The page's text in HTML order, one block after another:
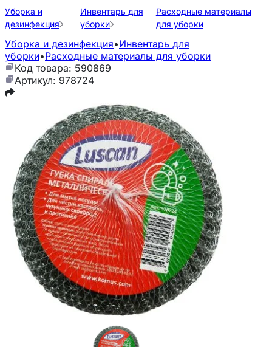
Уборка и
дезинфекция
Инвентарь для
уборки
Расходные материалы
для уборки
Уборка и дезинфекция•Инвентарь для
уборки•Расходные материалы для уборки
Код товара: 590869
Артикул: 978724